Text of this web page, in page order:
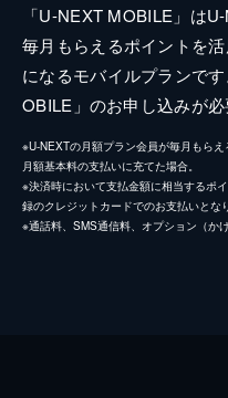
「U-NEXT MOBILE」は
毎月もらえるポイントを
になるモバイルプランで
OBILE」のお申し込みが必
※U-NEXTの月額プラン会員が毎月もら
月額基本料の支払いに充てた場合。
※決済時において支払金額に相当するポ
録のクレジットカードでのお支払いとな
※通話料、SMS通信料、オプション（か